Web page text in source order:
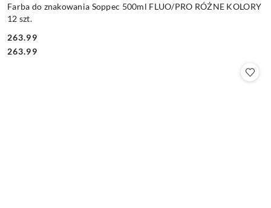
Farba do znakowania Soppec 500ml FLUO/PRO RÓŻNE KOLORY
12 szt.
Cena:
263.99
Cena:
263.99